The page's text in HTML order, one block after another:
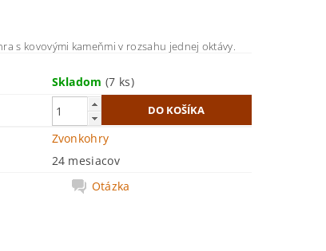
s kovovými kameňmi v rozsahu jednej oktávy.
Skladom(7 ks)
Zvonkohry
24 mesiacov
Otázka